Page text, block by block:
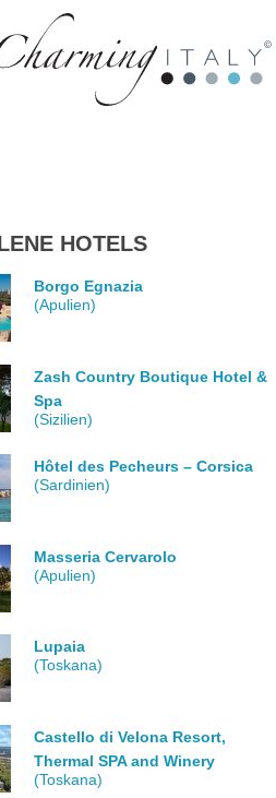
HOTELS
Borgo Egnazia
(Apulien)
Zash Country Boutique Hotel &
Spa
(Sizilien)
Hôtel des Pecheurs – Corsica
(Sardinien)
Masseria Cervarolo
(Apulien)
Lupaia
(Toskana)
Castello di Velona Resort,
Thermal SPA and Winery
(Toskana)